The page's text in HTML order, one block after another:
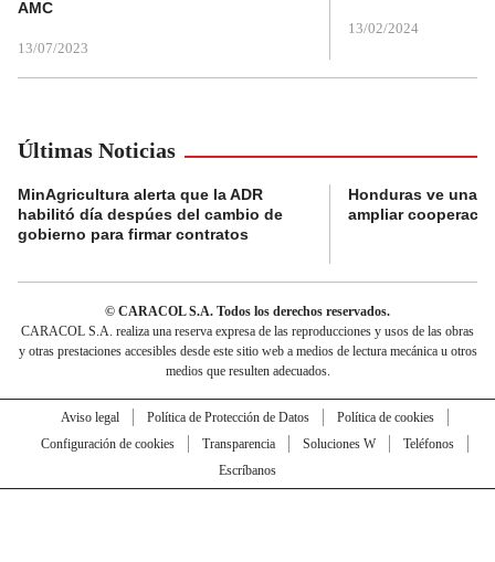
AMC
13/07/2023
13/02/2024
Últimas Noticias
MinAgricultura alerta que la ADR
habilitó día despúes del cambio de
gobierno para firmar contratos
Honduras ve una
ampliar
© CARACOL S.A. Todos los derechos reservados.
CARACOL S.A. realiza una reserva expresa de las reproducciones y usos de las obras
y otras prestaciones accesibles desde este sitio web a medios de lectura mecánica u otros
medios que resulten adecuados.
Aviso legal Política de Protección de Datos
Política de cookies
Configuración de cookies
Transparencia Soluciones W
Teléfonos
Escríbanos